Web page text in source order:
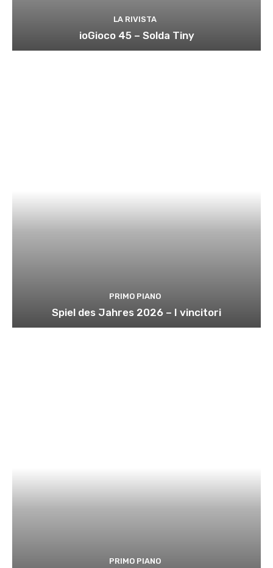
LA RIVISTA
ioGioco 45 – Solda Tiny
PRIMO PIANO
Spiel des Jahres 2026 – I vincitori
PRIMO PIANO